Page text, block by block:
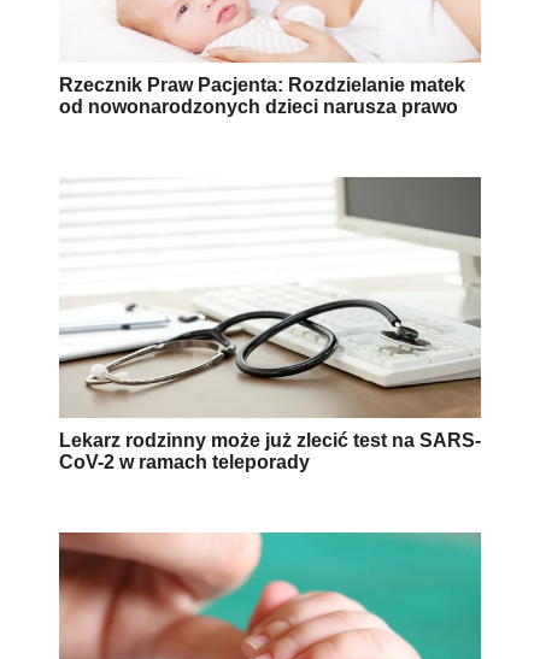
Rzecznik Praw Pacjenta: Rozdzielanie matek
od nowonarodzonych dzieci narusza prawo
Lekarz rodzinny może już zlecić test na SARS-
CoV-2 w ramach teleporady